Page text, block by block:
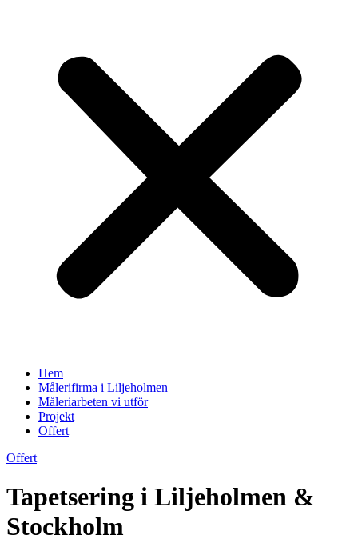
Hem
Målerifirma i Liljeholmen
Måleriarbeten vi utför
Projekt
Offert
Offert
Tapetsering i Liljeholmen &
Stockholm